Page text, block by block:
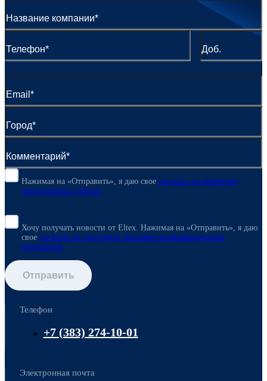
Нажимая на «Отправить», я даю свое согласие на обработку
персональных данных
Хочу получать новости от Eltex. Нажимая на «Отправить», я даю
свое согласие на получение рекламно-информационных
материалов
Отправить
Телефон
+7 (383) 274-10-01
Электронная почта